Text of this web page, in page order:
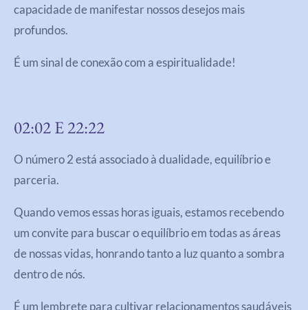
capacidade de manifestar nossos desejos mais
profundos.
É um sinal de conexão com a espiritualidade!
02:02 E 22:22
O número 2 está associado à dualidade, equilíbrio e
parceria.
Quando vemos essas horas iguais, estamos recebendo
um convite para buscar o equilíbrio em todas as áreas
de nossas vidas, honrando tanto a luz quanto a sombra
dentro de nós.
É um lembrete para cultivar relacionamentos saudáveis